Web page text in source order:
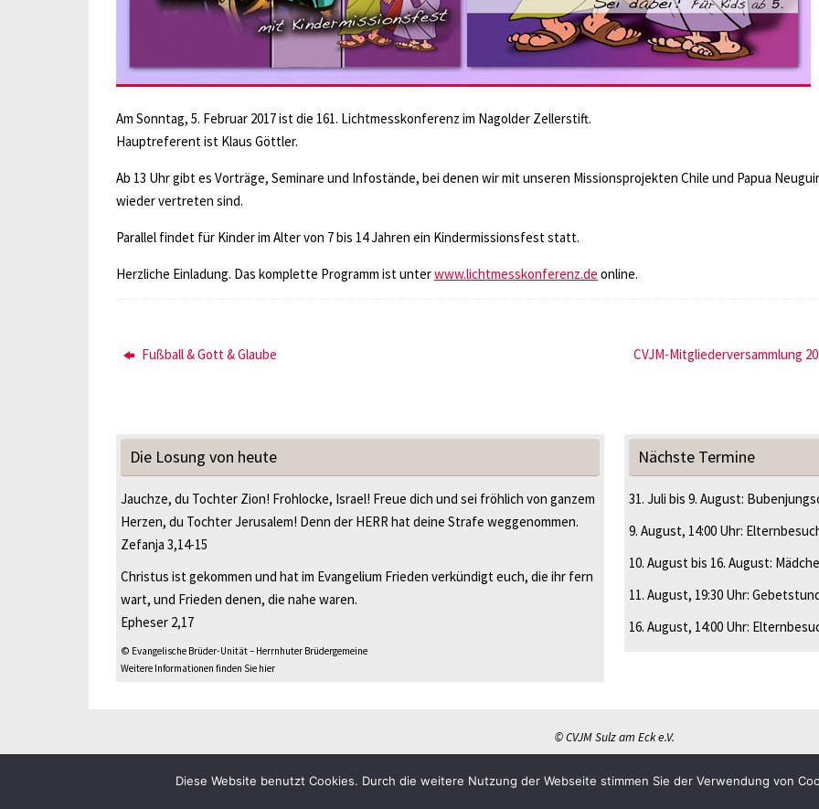
Am Sonntag, 5. Februar 2017 ist die 161. Lichtmesskonferenz im Nagolder Zellerstift.
Hauptreferent ist Klaus Göttler.
Ab 13 Uhr gibt es Vorträge, Seminare und Infostände, bei denen wir mit unseren Missionsprojekten Chile und Papua
wieder vertreten sind.
Parallel findet für Kinder im Alter von 7 bis 14 Jahren ein Kindermissionsfest statt.
Herzliche Einladung. Das komplette Programm ist unterwww.lichtmesskonferenz.de online.
Fußball & Gott & Glaube CVJM-Mitgliederversammlung
Die Losung von heute
Jauchze, du Tochter Zion! Frohlocke, Israel! Freue dich und sei fröhlich von ganzem
Herzen, du Tochter Jerusalem! Denn der HERR hat deine Strafe weggenommen.
Zefanja 3,14-15
Christus ist gekommen und hat im Evangelium Frieden verkündigt euch, die ihr fern
wart, und Frieden denen, die nahe waren.
Epheser 2,17
© Evangelische Brüder-Unität – Herrnhuter Brüdergemeine
Weitere Informationen finden Sie hier
Nächste Termine
31. Juli bis 9. August:
9. August, 14:00 Uhr:
10. August bis 16. August:
11. August, 19:30 Uhr:
16. August, 14:00 Uhr:
© CVJM Sulz am Eck e.V.
Diese Website benutzt Cookies. Durch die weitere Nutzung der Webseite stimmen Sie der Verwendung von